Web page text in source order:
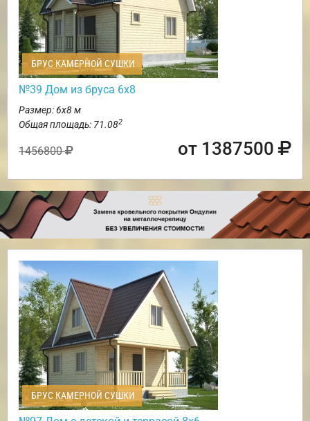
БРУС КАМЕРНОЙ СУШКИ
№39 Дом из бруса 6х8
Размер: 6х8 м
Общая площадь: 71.082
1456800 от 1387500
БРУС КАМЕРНОЙ СУШКИ